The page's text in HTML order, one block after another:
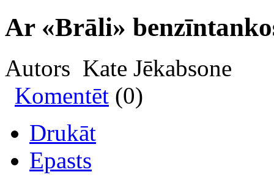
Ar «Brāli»
Autors Kate Jēkabsone
Komentēt (0)
Drukāt
Epasts